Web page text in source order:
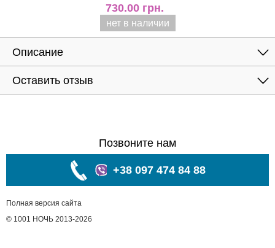
730.00 грн.
нет в наличии
Описание
Оставить отзыв
Позвоните нам
+38 097 474 84 88
Полная версия сайта
© 1001 НОЧЬ 2013-2026